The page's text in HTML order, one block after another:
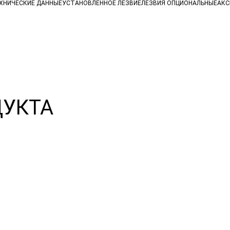
ДАННЫЕУСТАНОВЛЕННОЕ ЛЕЗВИЕЛЕЗВИЯ ОПЦИОНАЛЬНЫЕ